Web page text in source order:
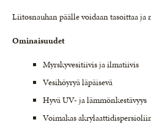
Liitosnauhan päälle voidaan tasoittaa ja
Ominaisuudet
Myrskyvesitiivis ja ilmatiivis
Vesihöyryä läpäisevä
Hyvä UV- ja lämmönkestävyys
Voimakas